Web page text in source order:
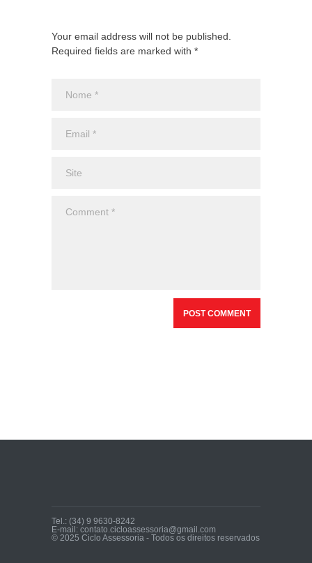
Your email address will not be published.
Required fields are marked with *
Tel.: (34) 9 9630-8242
E-mail: contato.cicloassessoria@gmail.com
© 2025 Ciclo Assessoria - Todos os direitos reservados